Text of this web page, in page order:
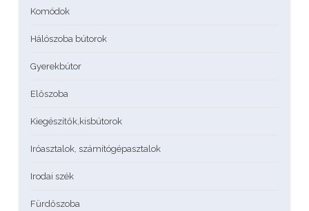
Komódok
Hálószoba bútorok
Gyerekbútor
Előszoba
Kiegészítők,kisbútorok
Iróasztalok, számítógépasztalok
Irodai szék
Fürdőszoba